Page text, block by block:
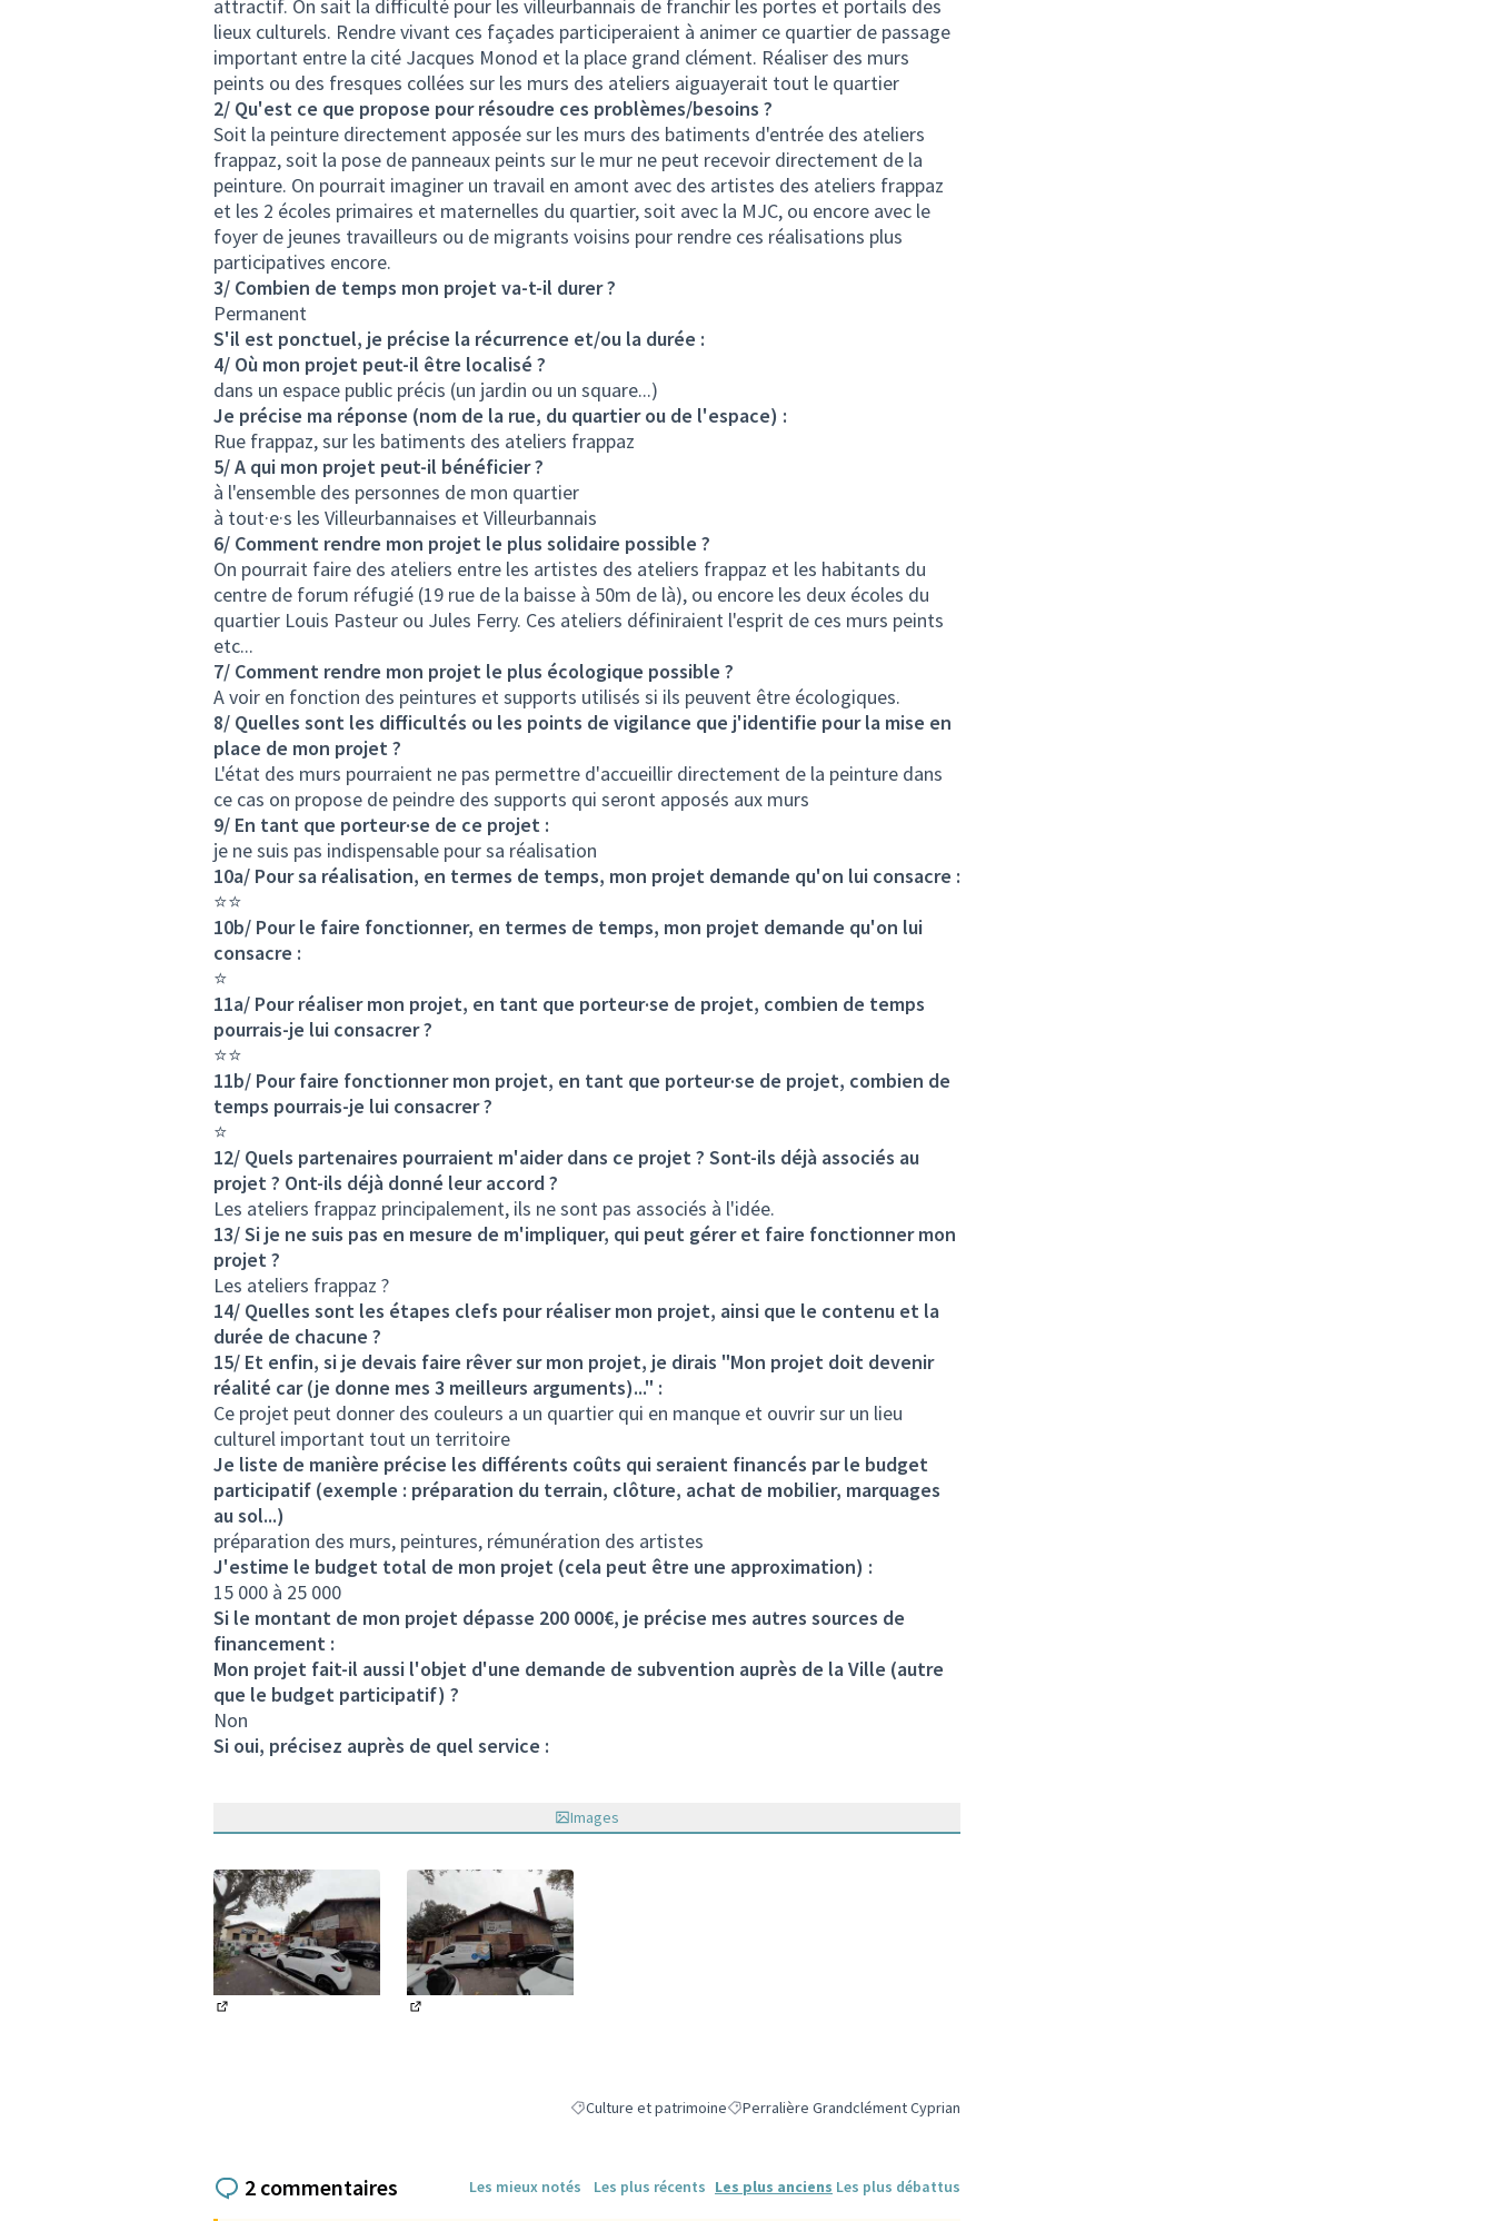
attractif. On sait la difficulté pour les villeurbannais de franchir les portes et portails des
lieux culturels. Rendre vivant ces façades participeraient à animer ce quartier de passage
important entre la cité Jacques Monod et la place grand clément. Réaliser des murs
peints ou des fresques collées sur les murs des ateliers aiguayerait tout le quartier
2/ Qu'est ce que propose pour résoudre ces problèmes/besoins ?
Soit la peinture directement apposée sur les murs des batiments d'entrée des ateliers
frappaz, soit la pose de panneaux peints sur le mur ne peut recevoir directement de la
peinture. On pourrait imaginer un travail en amont avec des artistes des ateliers frappaz
et les 2 écoles primaires et maternelles du quartier, soit avec la MJC, ou encore avec le
foyer de jeunes travailleurs ou de migrants voisins pour rendre ces réalisations plus
participatives encore.
3/ Combien de temps mon projet va-t-il durer ?
Permanent
S'il est ponctuel, je précise la récurrence et/ou la durée :
4/ Où mon projet peut-il être localisé ?
dans un espace public précis (un jardin ou un square...)
Je précise ma réponse (nom de la rue, du quartier ou de l'espace) :
Rue frappaz, sur les batiments des ateliers frappaz
5/ A qui mon projet peut-il bénéficier ?
à l'ensemble des personnes de mon quartier
à tout·e·s les Villeurbannaises et Villeurbannais
6/ Comment rendre mon projet le plus solidaire possible ?
On pourrait faire des ateliers entre les artistes des ateliers frappaz et les habitants du
centre de forum réfugié (19 rue de la baisse à 50m de là), ou encore les deux écoles du
quartier Louis Pasteur ou Jules Ferry. Ces ateliers définiraient l'esprit de ces murs peints
etc...
7/ Comment rendre mon projet le plus écologique possible ?
A voir en fonction des peintures et supports utilisés si ils peuvent être écologiques.
8/ Quelles sont les difficultés ou les points de vigilance que j'identifie pour la mise en
place de mon projet ?
L'état des murs pourraient ne pas permettre d'accueillir directement de la peinture dans
ce cas on propose de peindre des supports qui seront apposés aux murs
9/ En tant que porteur·se de ce projet :
je ne suis pas indispensable pour sa réalisation
10a/ Pour sa réalisation, en termes de temps, mon projet demande qu'on lui consacre :
⭐⭐
10b/ Pour le faire fonctionner, en termes de temps, mon projet demande qu'on lui
consacre :
⭐
11a/ Pour réaliser mon projet, en tant que porteur·se de projet, combien de temps
pourrais-je lui consacrer ?
⭐⭐
11b/ Pour faire fonctionner mon projet, en tant que porteur·se de projet, combien de
temps pourrais-je lui consacrer ?
⭐
12/ Quels partenaires pourraient m'aider dans ce projet ? Sont-ils déjà associés au
projet ? Ont-ils déjà donné leur accord ?
Les ateliers frappaz principalement, ils ne sont pas associés à l'idée.
13/ Si je ne suis pas en mesure de m'impliquer, qui peut gérer et faire fonctionner mon
projet ?
Les ateliers frappaz ?
14/ Quelles sont les étapes clefs pour réaliser mon projet, ainsi que le contenu et la
durée de chacune ?
15/ Et enfin, si je devais faire rêver sur mon projet, je dirais "Mon projet doit devenir
réalité car (je donne mes 3 meilleurs arguments)..." :
Ce projet peut donner des couleurs a un quartier qui en manque et ouvrir sur un lieu
culturel important tout un territoire
Je liste de manière précise les différents coûts qui seraient financés par le budget
participatif (exemple : préparation du terrain, clôture, achat de mobilier, marquages
au sol...)
préparation des murs, peintures, rémunération des artistes
J'estime le budget total de mon projet (cela peut être une approximation) :
15 000 à 25 000
Si le montant de mon projet dépasse 200 000€, je précise mes autres sources de
financement :
Mon projet fait-il aussi l'objet d'une demande de subvention auprès de la Ville (autre
que le budget participatif) ?
Non
Si oui, précisez auprès de quel service :
Images
Filtrer les résultats de la catégorie : Culture et patrimoine
Culture et patrimoineFiltrer les résultats pour le secteur : Perralière Grandclément Cyprian
Perralière Grandclément Cyprian
2 commentaires Les mieux notés Les plus récents Les plus anciens Les plus débattus